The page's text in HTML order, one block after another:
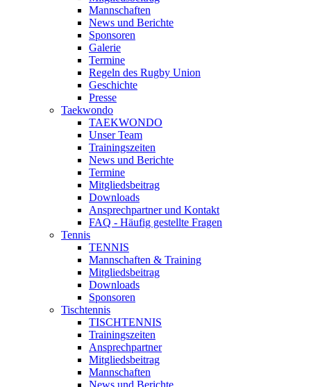
Mannschaften
News und Berichte
Sponsoren
Galerie
Termine
Regeln des Rugby Union
Geschichte
Presse
Taekwondo
TAEKWONDO
Unser Team
Trainingszeiten
News und Berichte
Termine
Mitgliedsbeitrag
Downloads
Ansprechpartner und Kontakt
FAQ - Häufig gestellte Fragen
Tennis
TENNIS
Mannschaften & Training
Mitgliedsbeitrag
Downloads
Sponsoren
Tischtennis
TISCHTENNIS
Trainingszeiten
Ansprechpartner
Mitgliedsbeitrag
Mannschaften
News und Berichte